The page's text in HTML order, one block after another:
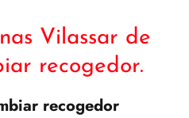
Vilassar de
recogedor.
recogedor